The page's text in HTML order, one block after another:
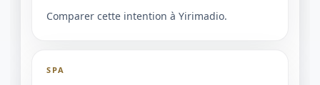
Comparer cette intention à Yirimadio.
SPA